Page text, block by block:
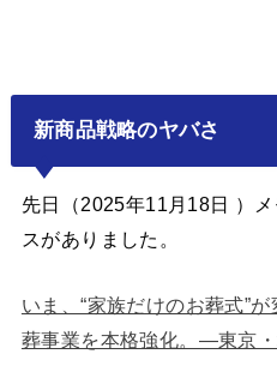
新商品戦略のヤバさ
先日（2025年11月18日 ）
スがありました。
いま、“家族だけのお葬式”
葬事業を本格強化。―東京